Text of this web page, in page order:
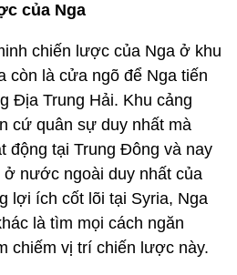
của Nga
chiến lược của Nga ở khu
còn là cửa ngõ để Nga tiến
Địa Trung Hải. Khu cảng
cứ quân sự duy nhất mà
động tại Trung Đông và nay
nước ngoài duy nhất của
lợi ích cốt lõi tại Syria, Nga
là tìm mọi cách ngăn
chiếm vị trí chiến lược này.